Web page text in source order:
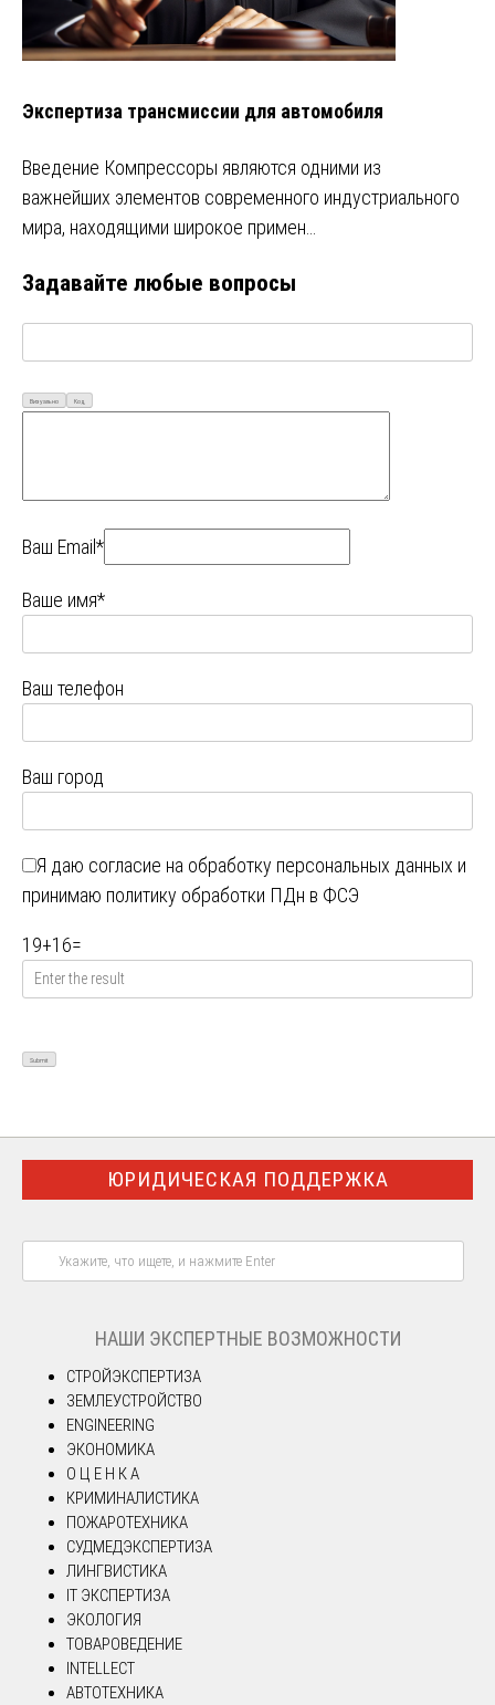
Экспертиза трансмиссии для автомобиля
Введение Компрессоры являются одними из
важнейших элементов современного индустриального
мира, находящими широкое примен…
Задавайте любые вопросы
Визуально Код
Ваш Email*
Ваше имя*
Ваш телефон
Ваш город
Я даю согласие на обработку персональных данных и
принимаю политику обработки ПДн в ФСЭ
19+16=
ЮРИДИЧЕСКАЯ ПОДДЕРЖКА
НАШИ ЭКСПЕРТНЫЕ ВОЗМОЖНОСТИ
СТРОЙЭКСПЕРТИЗА
ЗЕМЛЕУСТРОЙСТВО
ENGINEERING
ЭКОНОМИКА
О Ц Е Н К А
КРИМИНАЛИСТИКА
ПОЖАРОТЕХНИКА
СУДМЕДЭКСПЕРТИЗА
ЛИНГВИСТИКА
IT ЭКСПЕРТИЗА
ЭКОЛОГИЯ
ТОВАРОВЕДЕНИЕ
INTELLECT
АВТОТЕХНИКА